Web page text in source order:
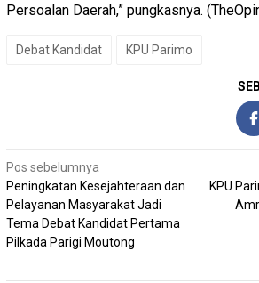
Persoalan Daerah,” pungkasnya.
Debat Kandidat KPU Parimo
Navigasi
pos
Pos sebelumnya
Peningkatan Kesejahteraan dan
Pelayanan Masyarakat Jadi
Tema Debat Kandidat Pertama
Pilkada Parigi Moutong
KPU